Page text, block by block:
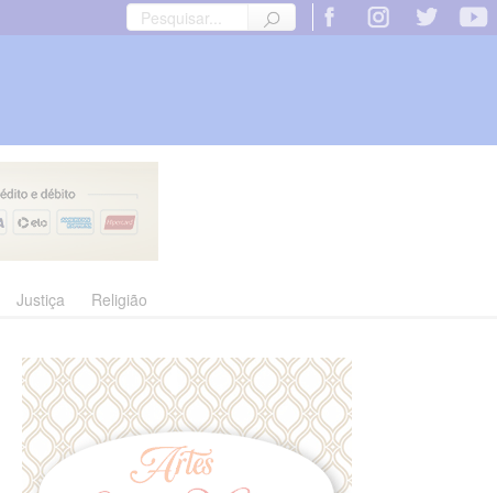
Justiça Religião